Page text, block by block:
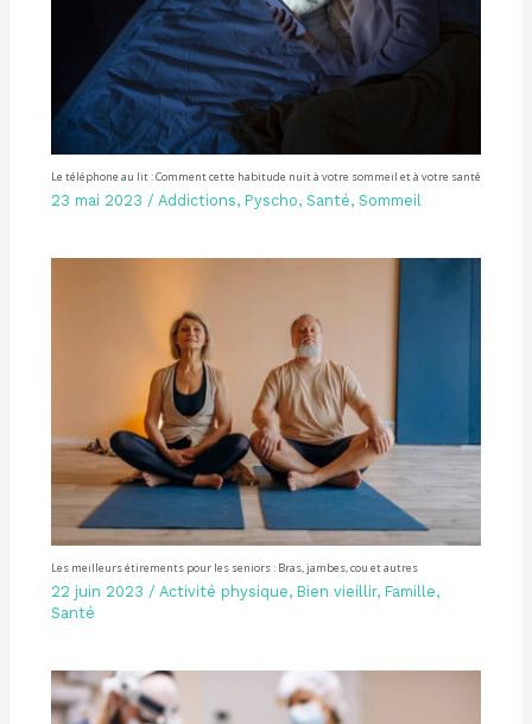
Le téléphone au lit : Comment cette habitude nuit à votre sommeil et à votre santé
23 mai 2023 / Addictions, Pyscho, Santé, Sommeil
Les meilleurs étirements pour les seniors : Bras, jambes, cou et autres
22 juin 2023 / Activité physique, Bien vieillir, Famille,
Santé